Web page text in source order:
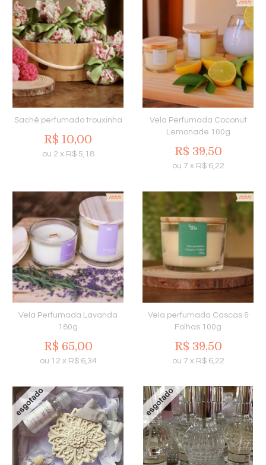
Sachê perfumado trouxinha
R$ 10,00
ou 2 x R$ 5,18
Vela Perfumada Coconut
Lemonade 100g
R$ 39,50
ou 7 x R$ 6,22
Vela Perfumada Lavanda
180g
R$ 65,00
ou 12 x R$ 6,34
Vela perfumada Cascas &
Folhas 100g
R$ 39,50
ou 7 x R$ 6,22